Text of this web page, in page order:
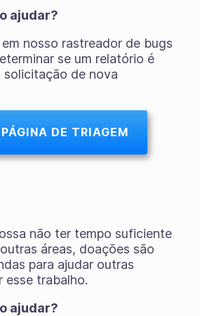
ajudar?
nosso rastreador de bugs
se um relatório é
solicitação de nova
DE TRIAGEM
não ter tempo suficiente
áreas, doações são
para ajudar outras
esse trabalho.
ajudar?